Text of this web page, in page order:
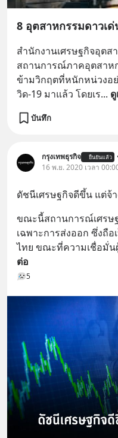
8 อุตสาหกรรมดาวเด่
สำนักงานเศรษฐกิจอุตส
สถานการณ์ภาคอุตสาห
ข้ามวิกฤตที่หนักหน่วงอ
วิด-19 มาแล้ว โดยเร...
บันทึก
กรุงเทพธุรกิจ ยืนยันแล้ว
16 พ.ย. 2020 เวลา
ดัชนีเศรษฐกิจดีขึ้น แต่จ้
ขณะนี้สถานการณ์เศรษ
เฉพาะการส่งออก ซึ่งถื
ไทย ขณะที่ความเชื่อมั่น
ต่อ
5